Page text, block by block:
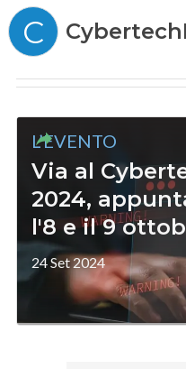
C
L’EVENTO
Via al
2024,
l'8 e il 9
24 Set 2024